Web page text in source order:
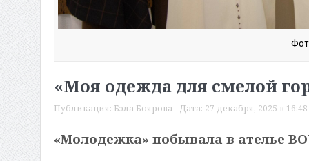
«Моя одежда для смелой
Публикация: Бэла Боярова Дата: 27 декабря, 2025 в 16:48
«Молодежка» побывала в ателье